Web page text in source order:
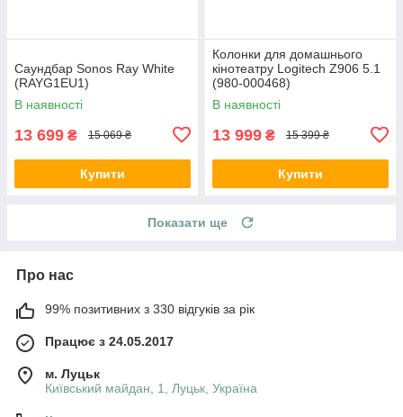
Саундбар Sonos Ray White
(RAYG1EU1)
В наявності
13 699 ₴ 15 069 ₴
Купити
Колонки для домашнього
кінотеатру Logitech Z906 5.1
(980-000468)
В наявності
13 999 ₴ 15 399 ₴
Купити
Показати ще
Про нас
99% позитивних з 330 відгуків за рік
Працює з 24.05.2017
м. Луцьк
Київський майдан, 1, Луцьк, Україна